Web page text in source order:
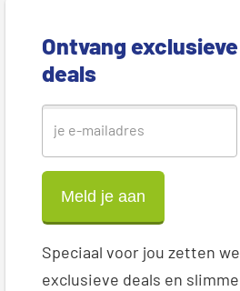
Ontvang exclusieve
deals
Speciaal voor jou zetten we
exclusieve deals en slimme